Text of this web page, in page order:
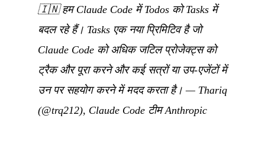
🇮🇳हम Claude Code में Todos को Tasks में
बदल रहे हैं। Tasks एक नया प्रिमिटिव है जो
Claude Code को अधिक जटिल प्रोजेक्ट्स को
ट्रैक और पूरा करने और कई सत्रों या उप-एजेंटों में
उन पर सहयोग करने में मदद करता है। — Thariq
(@trq212), Claude Code टीम Anthropic